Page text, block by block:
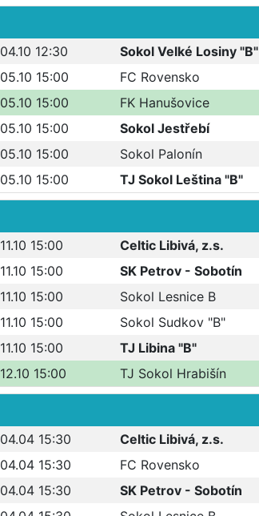
04.10 12:30 Sokol Velké Losiny "B"
05.10 15:00
FC Rovensko
05.10 15:00
FK Hanušovice
05.10 15:00
Sokol Jestřebí
05.10 15:00
Sokol Palonín
05.10 15:00
TJ Sokol Leština "B"
11.10 15:00 Celtic Libivá, z.s.
11.10 15:00
SK Petrov - Sobotín
11.10 15:00
Sokol Lesnice B
11.10 15:00
Sokol Sudkov "B"
11.10 15:00
TJ Libina "B"
12.10 15:00
TJ Sokol Hrabišín
04.04 15:30 Celtic Libivá, z.s.
04.04 15:30
FC Rovensko
04.04 15:30
SK Petrov - Sobotín